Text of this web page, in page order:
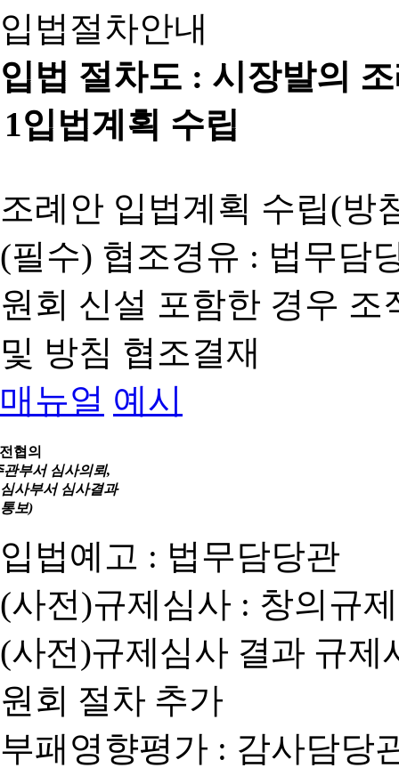
입법절차안내
입법 절차도 : 시장발의
1입법계획 수립
조례안 입법계획 수립(방
(필수) 협조경유 : 법무담
원회 신설 포함한 경우
및 방침 협조결재
매뉴얼 예시
협의
관부서 심사의뢰,
심사부서 심사결과
통보)
입법예고 : 법무담당관
(사전)규제심사 : 창의규
(사전)규제심사 결과 규
원회 절차 추가
부패영향평가 : 감사담당